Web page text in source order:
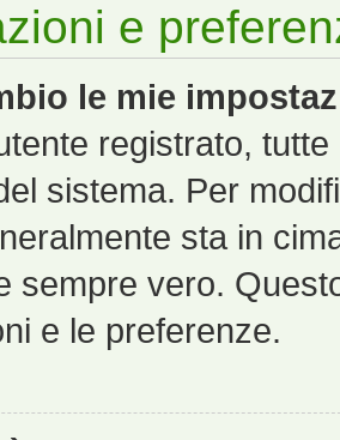
e
le mie
registrato,
sistema. Per
sta in
sempre vero.
e le preferenze.